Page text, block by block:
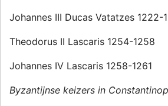
Johannes III Ducas Vatatzes 1222-
Theodorus II Lascaris 1254-1258
Johannes IV Lascaris 1258-1261
Byzantijnse keizers in